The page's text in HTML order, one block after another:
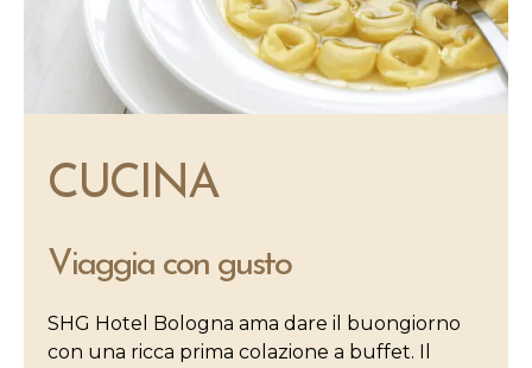
CUCINA
Viaggia con gusto
SHG Hotel Bologna ama dare il buongiorno
con una ricca prima colazione a buffet. Il